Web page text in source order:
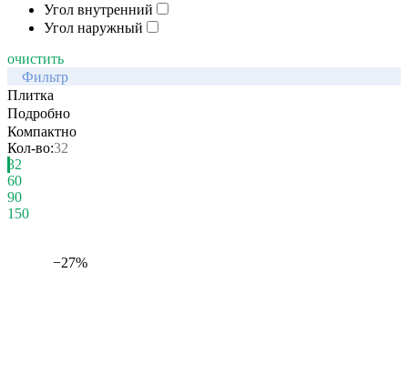
Угол внутренний
Угол наружный
очистить
Фильтр
Плитка
Подробно
Компактно
Кол-во:32
32
60
90
150
−27%